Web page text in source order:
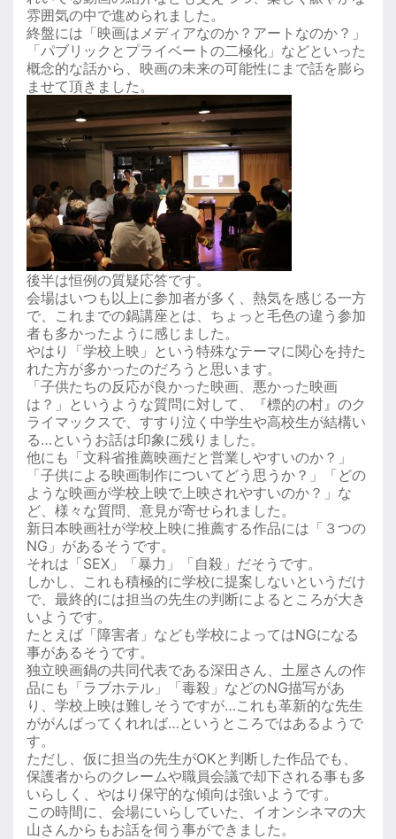
雰囲気の中で進められました。
終盤には「映画はメディアなのか？アートなのか？」
「パブリックとプライベートの二極化」などといった
概念的な話から、映画の未来の可能性にまで話を膨ら
ませて頂きました。
後半は恒例の質疑応答です。
会場はいつも以上に参加者が多く、熱気を感じる一方
で、これまでの鍋講座とは、ちょっと毛色の違う参加
者も多かったように感じました。
やはり「学校上映」という特殊なテーマに関心を持た
れた方が多かったのだろうと思います。
「子供たちの反応が良かった映画、悪かった映画
は？」というような質問に対して、『標的の村』のク
ライマックスで、すすり泣く中学生や高校生が結構い
る…というお話は印象に残りました。
他にも「文科省推薦映画だと営業しやすいのか？」
「子供による映画制作についてどう思うか？」「どの
ような映画が学校上映で上映されやすいのか？」な
ど、様々な質問、意見が寄せられました。
新日本映画社が学校上映に推薦する作品には「３つの
NG」があるそうです。
それは「SEX」「暴力」「自殺」だそうです。
しかし、これも積極的に学校に提案しないというだけ
で、最終的には担当の先生の判断によるところが大き
いようです。
たとえば「障害者」なども学校によってはNGになる
事があるそうです。
独立映画鍋の共同代表である深田さん、土屋さんの作
品にも「ラブホテル」「毒殺」などのNG描写があ
り、学校上映は難しそうですが…これも革新的な先生
ががんばってくれれば…というところではあるようで
す。
ただし、仮に担当の先生がOKと判断した作品でも、
保護者からのクレームや職員会議で却下される事も多
いらしく、やはり保守的な傾向は強いようです。
この時間に、会場にいらしていた、イオンシネマの大
山さんからもお話を伺う事ができました。